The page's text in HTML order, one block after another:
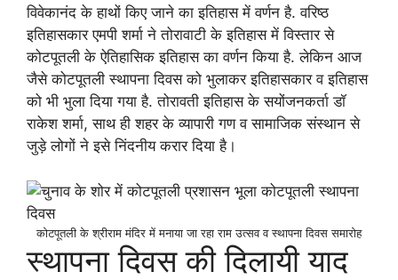
विवेकानंद के हाथों किए जाने का इतिहास में वर्णन है. वरिष्ठ
इतिहासकार एमपी शर्मा ने तोरावाटी के इतिहास में विस्तार से
कोटपूतली के ऐतिहासिक इतिहास का वर्णन किया है. लेकिन आज
जैसे कोटपूतली स्थापना दिवस को भुलाकर इतिहासकार व इतिहास
को भी भुला दिया गया है. तोरावती इतिहास के सयोंजनकर्ता डॉ
राकेश शर्मा, साथ ही शहर के व्यापारी गण व सामाजिक संस्थान से
जुड़े लोगों ने इसे निंदनीय करार दिया है।
कोटपूतली के श्रीराम मंदिर में मनाया जा रहा राम उत्सव व स्थापना दिवस समारोह
स्थापना दिवस की दिलायी याद